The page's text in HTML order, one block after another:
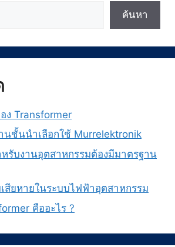
ค้นหา
ง Transformer
นชั้นนำเลือกใช้ Murrelektronik
รับงานอุตสาหกรรมต้องมีมาตรฐาน
สียหายในระบบไฟฟ้าอุตสาหกรรม
คืออะไร ?